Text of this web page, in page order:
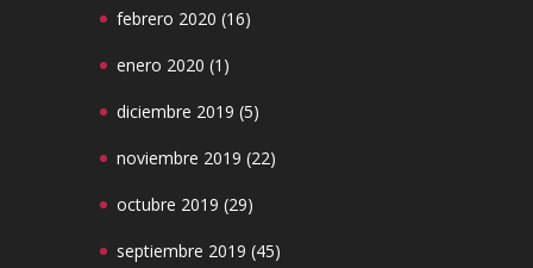
febrero 2020 (16)
enero 2020 (1)
diciembre 2019 (5)
noviembre 2019 (22)
octubre 2019 (29)
septiembre 2019 (45)